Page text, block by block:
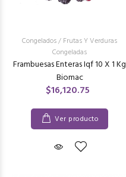
Congelados/ Frutas Y Verduras
Congeladas
Frambuesas Enteras Iqf 10 X 1 Kg
Biomac
$16,120.75
Ver producto